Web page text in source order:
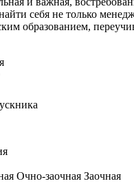
себя не только
образованием,
Очно-заочная Заочная